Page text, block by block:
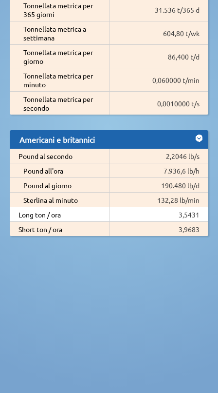
Tonnellata metrica per
365 giorni
31.536 t/365 d
Tonnellata metrica a
settimana
604,80 t/wk
Tonnellata metrica per
giorno
86,400 t/d
Tonnellata metrica per
minuto
0,060000 t/min
Tonnellata metrica per
secondo
0,0010000 t/s
Americani e britannici
Pound al secondo
2,2046 lb/s
Pound all'ora
7.936,6 lb/h
Pound al giorno
190.480 lb/d
Sterlina al minuto
132,28 lb/min
Long ton / ora
3,5431
Short ton / ora
3,9683